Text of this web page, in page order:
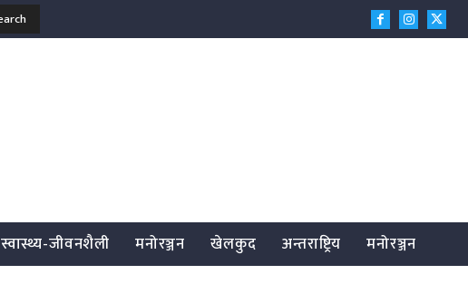
स्वास्थ्य-जीवनशैली मनोरञ्जन खेलकुद अन्तराष्ट्रिय मनोरञ्जन